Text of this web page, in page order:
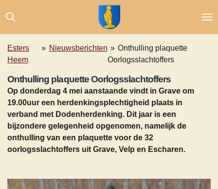
direct
naar
de
hoofdinhoud
Esters
Heem
» Nieuwsberichten » Onthulling plaquette
Oorlogsslachtoffers
Onthulling plaquette Oorlogsslachtoffers
Op donderdag 4 mei aanstaande vindt in Grave om
19.00uur een herdenkingsplechtigheid plaats in
verband met Dodenherdenking. Dit jaar is een
bijzondere gelegenheid opgenomen, namelijk de
onthulling van een plaquette voor de 32
oorlogsslachtoffers uit Grave, Velp en Escharen.